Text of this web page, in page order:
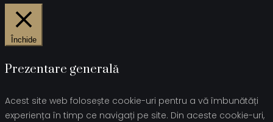
Închide
Prezentare generală
Acest site web folosește cookie-uri pentru a vă îmbunătăți
experiența în timp ce navigați pe site. Din aceste cookie-uri,